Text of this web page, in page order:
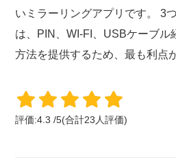
いミラーリングアプリです。 3
は、PIN、WI-FI、USBケーブル
方法を提供するため、最も利点
評価:4.3 /5(合計23 人評価)